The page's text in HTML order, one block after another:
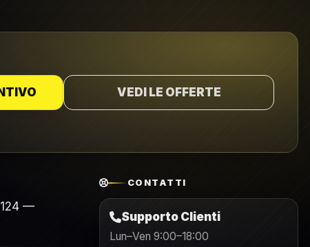
VEDI LE OFFERTE
—
CONTATTI
Supporto Clienti
Lun–Ven 9:00–18:00